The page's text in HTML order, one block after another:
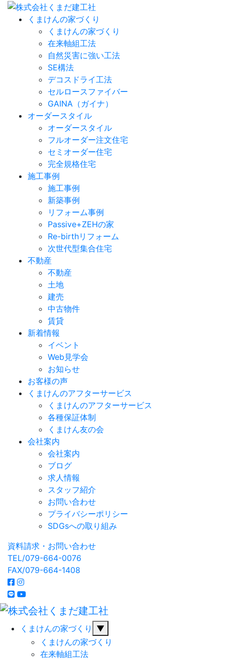
くまけんの家づくり
くまけんの家づくり
在来軸組工法
自然災害に強い工法
SE構法
デコスドライ工法
セルロースファイバー
GAINA（ガイナ）
オーダースタイル
オーダースタイル
フルオーダー注文住宅
セミオーダー住宅
完全規格住宅
施工事例
施工事例
新築事例
リフォーム事例
Passive+ZEHの家
Re-birthリフォーム
次世代型集合住宅
不動産
不動産
土地
建売
中古物件
賃貸
新着情報
イベント
Web見学会
お知らせ
お客様の声
くまけんのアフターサービス
くまけんのアフターサービス
各種保証体制
くまけん友の会
会社案内
会社案内
ブログ
求人情報
スタッフ紹介
お問い合わせ
プライバシーポリシー
SDGsへの取り組み
資料請求・お問い合わせ
TEL/079-664-0076
FAX/079-664-1408
くまけんの家づくり
▼
くまけんの家づくり
在来軸組工法